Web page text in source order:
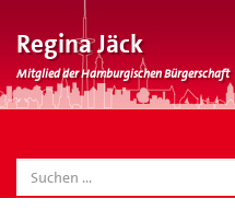
Regina Jäck
Mitglied der Hamburgischen Bürgerschaft
SEARCH